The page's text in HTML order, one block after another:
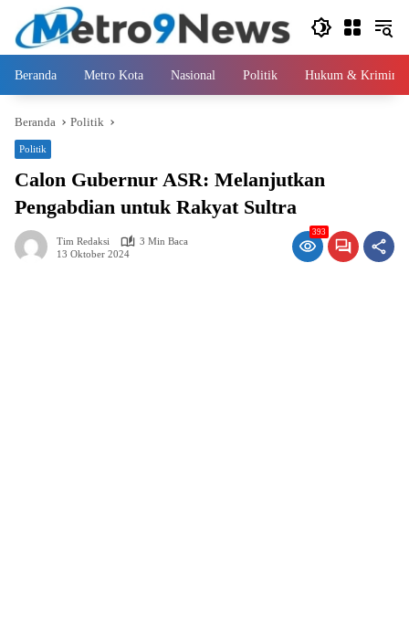
Langsung
konten
Beranda Metro Kota Nasional Politik Hukum & Kriminal
Beranda Politik
Politik
Calon Gubernur ASR: Melanjutkan
Pengabdian untuk Rakyat Sultra
Tim Redaksi
3 Min Baca
13 Oktober 2024
393